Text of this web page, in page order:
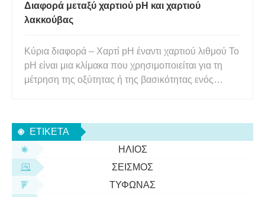
Διαφορά μεταξύ χαρτιού pH και χαρτιού
λακκούβας
Κύρια διαφορά – Χαρτί pH έναντι χαρτιού λιθμού Το
pH είναι μια κλίμακα που χρησιμοποιείται για τη
μέτρηση της οξύτητας ή της βασικότητας ενός
πρωτονίου (Η). Μια υψηλότερη τιμή pH
υποδηλώνει την παρουσία όξινων ειδ
ΕΤΙΚΈΤΑ
ΉΛΙΟΣ
ΣΕΙΣΜΌΣ
ΤΥΦΏΝΑΣ